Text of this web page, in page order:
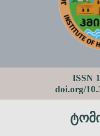
ISSN
doi.org/